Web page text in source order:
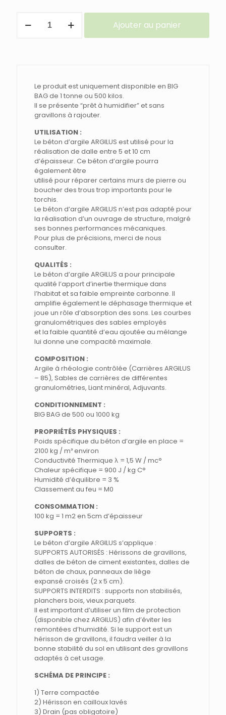
Ajouter au panier
Le produit est uniquement disponible en BIG
BAG de 1 tonne ou 500 kilos.
Il se présente “prêt à humidifier” et sans
gravillons à rajouter.
UTILISATION :
Le béton d’argile ARGILUS est utilisé pour la
réalisation de dalle entre 5 et 10 cm
d’épaisseur. Ce béton d’argile pourra
également être
utilisé pour réparer certains murs de pierre ou
boucher des trous trop importants pour le
torchis.
Le béton d’argile ARGILUS n’est pas adapté pour
la réalisation d’un ouvrage de structure, malgré
ses bonnes performances mécaniques.
Pour plus de précisions, merci de nous
consulter.
QUALITÉS :
Le béton d’argile ARGILUS a pour principale
qualité l’apport d’inertie thermique dans
l’habitat et sa faible empreinte carbonne. Il
amplifie également le déphasage thermique et
joue un rôle d’absorption des sons. Les courbes
granulométriques des sables employés
et la faible quantité d’eau ajoutée au mélange
lui donne une compacité maximale.
COMPOSITION :
Argile à rhéologie contrôlée (Carrières ARGILUS
– 85), Sables de carrières de différentes
granulométries, Liant minéral, Adjuvants.
CONDITIONNEMENT :
BIG BAG de 500 ou 1000 kg
PROPRIÉTÉS PHYSIQUES :
Poids spécifique du béton d’argile en place =
2100 kg / m³ environ
Conductivité Thermique λ = 1,5 W / mc°
Chaleur spécifique = 900 J / kg C°
Humidité d’équilibre = 3 %
Classement au feu = M0
CONSOMMATION :
100 kg = 1 m2 en 5cm d’épaisseur
SUPPORTS :
Le béton d’argile ARGILUS s’applique :
SUPPORTS AUTORISÉS : Hérissons de gravillons,
dalles de béton de ciment existantes, dalles de
béton de chaux, panneaux de liège
expansé croisés (2 x 5 cm).
SUPPORTS INTERDITS : supports non stabilisés,
planchers bois, vieux parquets.
Il est important d’utiliser un film de protection
(disponible chez ARGILUS) afin d’éviter les
remontées d’humidité. Si le support est un
hérisson de gravillons, il faudra veiller à la
bonne stabilité du sol en utilisant des gravillons
adaptés à cet usage.
SCHÉMA DE PRINCIPE :
1) Terre compactée
2) Hérisson en cailloux lavés
3) Drain (pas obligatoire)